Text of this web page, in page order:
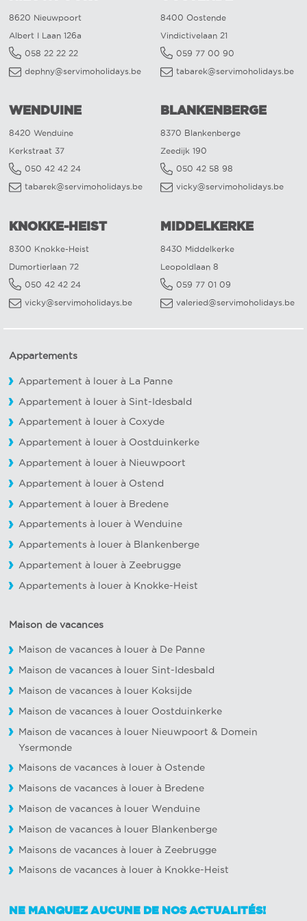
8620 Nieuwpoort
Albert I Laan 126a
058 22 22 22
dephny@servimoholidays.be
8400 Oostende
Vindictivelaan 21
059 77 00 90
tabarek@servimoholidays.be
WENDUINE
8420 Wenduine
Kerkstraat 37
050 42 42 24
tabarek@servimoholidays.be
BLANKENBERGE
8370 Blankenberge
Zeedijk 190
050 42 58 98
vicky@servimoholidays.be
KNOKKE-HEIST
8300 Knokke-Heist
Dumortierlaan 72
050 42 42 24
vicky@servimoholidays.be
MIDDELKERKE
8430 Middelkerke
Leopoldlaan 8
059 77 01 09
valeried@servimoholidays.be
Appartements
Appartement à louer à La Panne
Appartement à louer à Sint-Idesbald
Appartement à louer à Coxyde
Appartement à louer à Oostduinkerke
Appartement à louer à Nieuwpoort
Appartement à louer à Ostend
Appartement à louer à Bredene
Appartements à louer à Wenduine
Appartements à louer à Blankenberge
Appartement à louer à Zeebrugge
Appartements à louer à Knokke-Heist
Maison de vacances
Maison de vacances à louer à De Panne
Maison de vacances à louer Sint-Idesbald
Maison de vacances à louer Koksijde
Maison de vacances à louer Oostduinkerke
Maison de vacances à louer Nieuwpoort & Domein
Ysermonde
Maisons de vacances à louer à Ostende
Maisons de vacances à louer à Bredene
Maison de vacances à louer Wenduine
Maison de vacances à louer Blankenberge
Maisons de vacances à louer à Zeebrugge
Maisons de vacances à louer à Knokke-Heist
NE MANQUEZ AUCUNE DE NOS ACTUALITÉS!